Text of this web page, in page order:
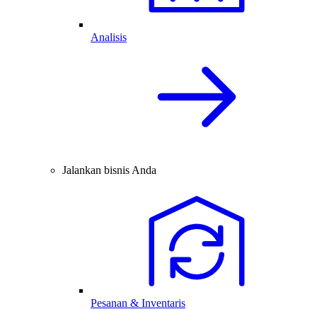
Analisis
Jalankan bisnis Anda
Pesanan & Inventaris